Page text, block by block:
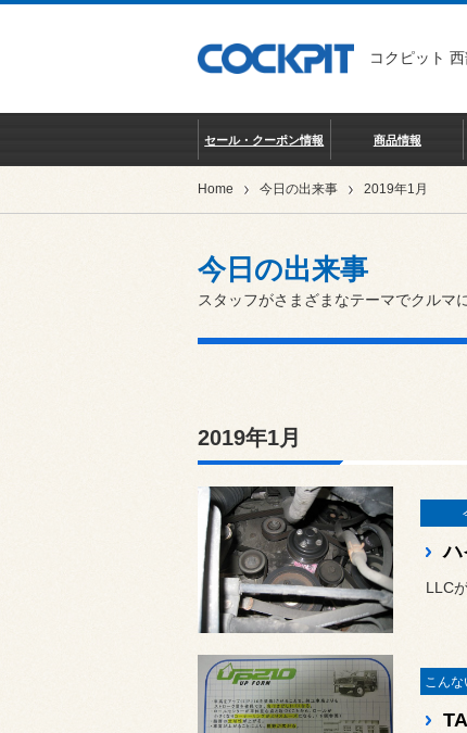
コクピット 西
セール・クーポン情報 商品情報
Home 今日の出来事 2019年1月
今日の出来事
スタッフがさまざまなテーマでクルマ
2019年1月
LLC